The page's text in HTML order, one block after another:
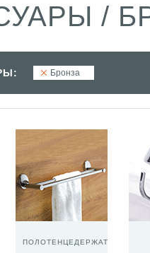
/
Бронза
ПОЛОТЕНЦЕДЕРЖАТЕЛИ